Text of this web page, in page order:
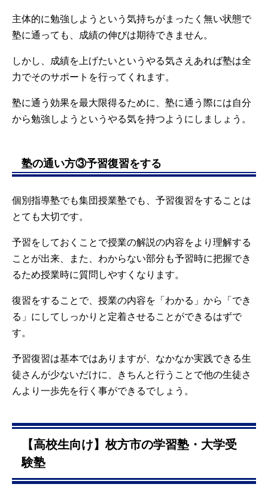
主体的に勉強しようという気持ちがまったく無い状態で
塾に通っても、成績の伸びは期待できません。
しかし、成績を上げたいというやる気さえあれば塾は全
力でそのサポートを行ってくれます。
塾に通う効果を最大限得るために、塾に通う際には自分
から勉強しようというやる気を持つようにしましょう。
塾の通い方③予習復習をする
個別指導塾でも集団授業塾でも、予習復習をすることは
とても大切です。
予習をしておくことで授業の解説の内容をより理解する
ことが出来、また、わからない部分も予習時に把握でき
るため授業時に質問しやすくなります。
復習をすることで、授業の内容を「わかる」から「でき
る」にしてしっかりと定着させることができるはずで
す。
予習復習は基本ではありますが、なかなか実践できる生
徒さんが少ないだけに、きちんと行うことで他の生徒さ
んより一歩先を行く事ができるでしょう。
【高校生向け】枚方市の学習塾・大学受
験塾